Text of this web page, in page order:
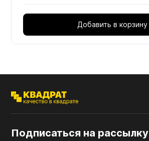
Добавить в корзину
Подписаться на рассылку